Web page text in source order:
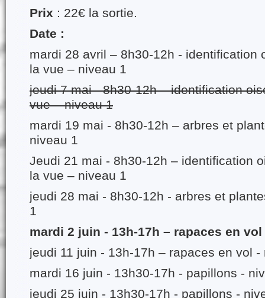
Prix : 22€ la sortie.
Date :
mardi 28 avril – 8h30-12h - identification
la vue – niveau 1
jeudi 7 mai - 8h30-12h – identification
vue – niveau 1
mardi 19 mai - 8h30-12h – arbres et
niveau 1
Jeudi 21 mai - 8h30-12h – identification
la vue – niveau 1
jeudi 28 mai - 8h30-12h - arbres et
1
mardi 2 juin - 13h-17h – rapaces en
jeudi 11 juin - 13h-17h – rapaces en vol -
mardi 16 juin - 13h30-17h - papillons -
jeudi 25 juin - 13h30-17h - papillons -